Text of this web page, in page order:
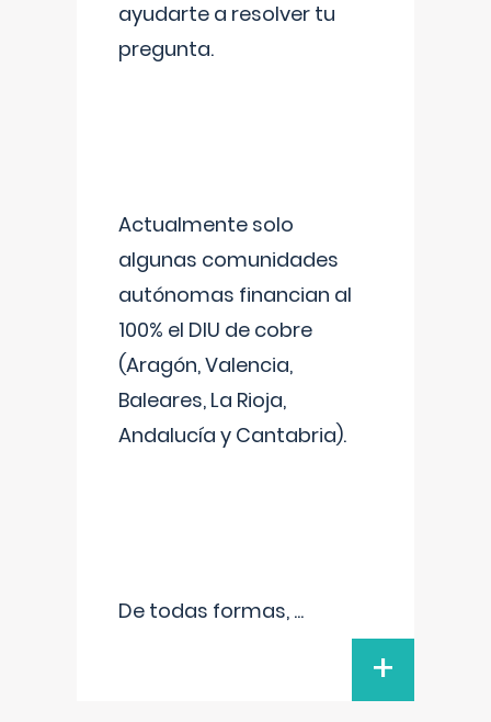
ayudarte a resolver tu
pregunta.
Actualmente solo
algunas comunidades
autónomas financian al
100% el DIU de cobre
(Aragón, Valencia,
Baleares, La Rioja,
Andalucía y Cantabria).
De todas formas, ...
+